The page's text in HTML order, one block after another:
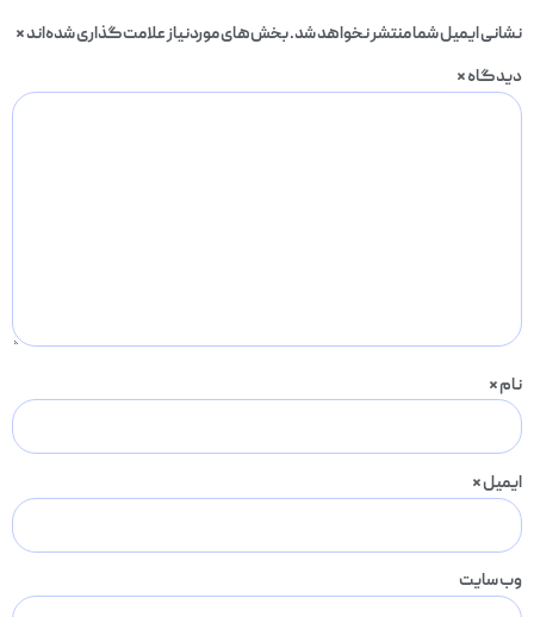
نشانی ایمیل شما منتشر نخواهد شد.بخش‌های موردنیاز علامت‌گذاری شده‌اند*
دیدگاه*
نام*
ایمیل*
وب‌ سایت